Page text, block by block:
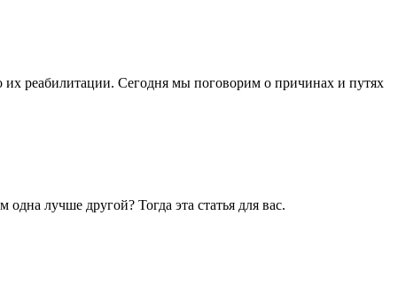
их реабилитации. Сегодня мы поговорим о причинах и путях
лучше другой? Тогда эта статья для вас.